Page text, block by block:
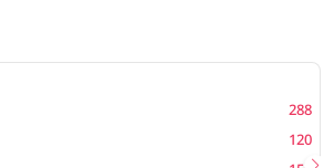
288
120